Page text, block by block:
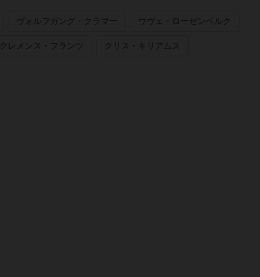
ヴォルフガング・クラマー ウヴェ・ローゼンベルク
クレメンス・フランツ クリス・キリアムス